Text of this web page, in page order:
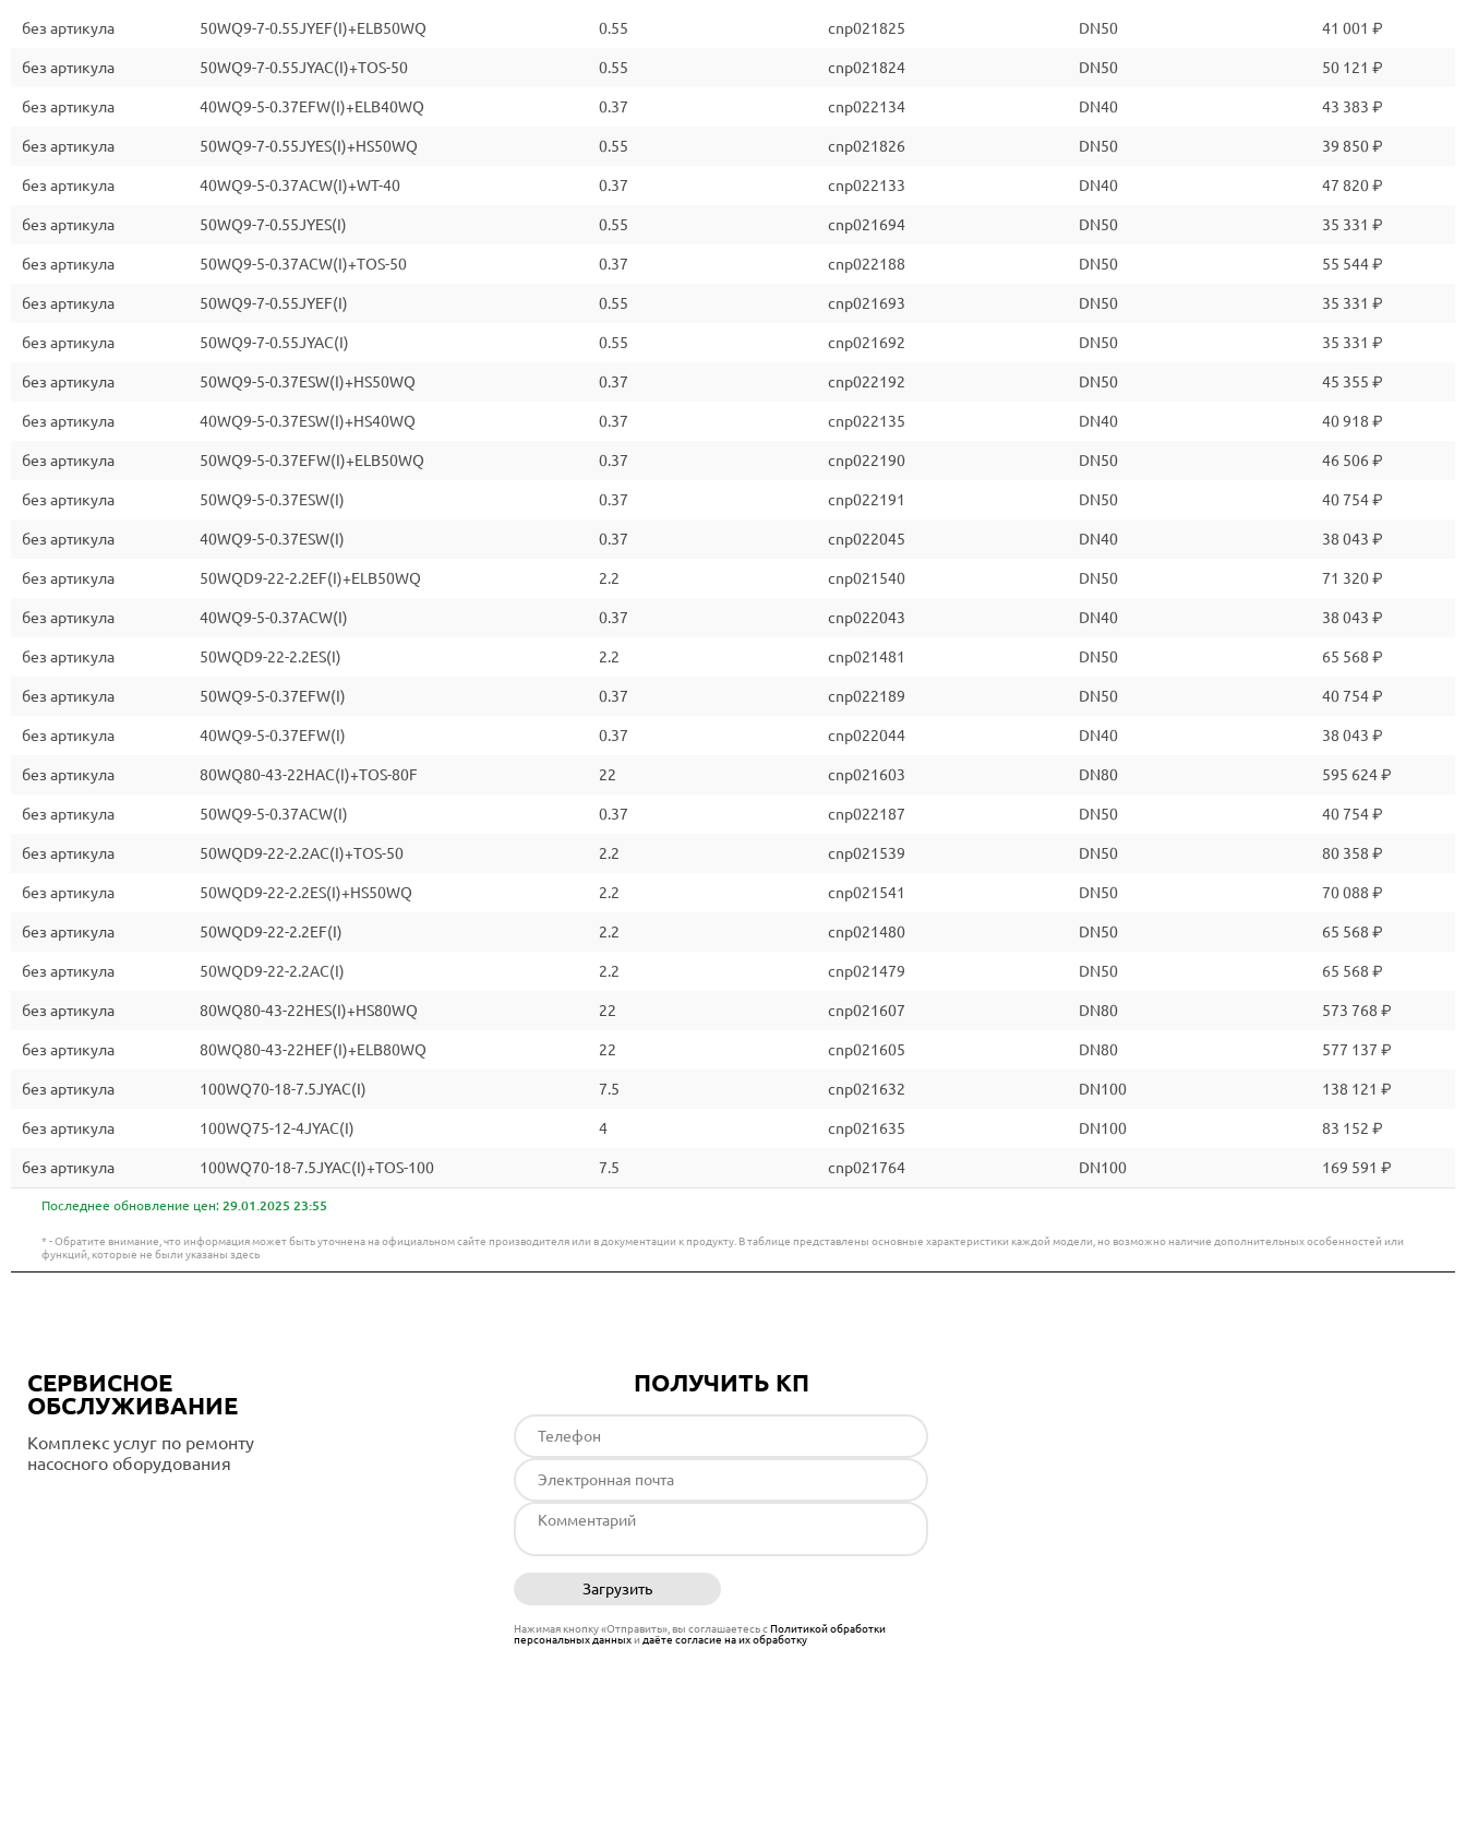
без артикула 50WQ9-7-0.55JYEF(I)+ELB50WQ 0.55 cnp021825 DN50 41 001 ₽
без артикула 50WQ9-7-0.55JYAC(I)+TOS-50 0.55 cnp021824 DN50 50 121 ₽
без артикула 40WQ9-5-0.37EFW(I)+ELB40WQ 0.37 cnp022134 DN40 43 383 ₽
без артикула 50WQ9-7-0.55JYES(I)+HS50WQ 0.55 cnp021826 DN50 39 850 ₽
без артикула 40WQ9-5-0.37ACW(I)+WT-40 0.37 cnp022133 DN40 47 820 ₽
без артикула 50WQ9-7-0.55JYES(I) 0.55 cnp021694 DN50 35 331 ₽
без артикула 50WQ9-5-0.37ACW(I)+TOS-50 0.37 cnp022188 DN50 55 544 ₽
без артикула 50WQ9-7-0.55JYEF(I) 0.55 cnp021693 DN50 35 331 ₽
без артикула 50WQ9-7-0.55JYAC(I) 0.55 cnp021692 DN50 35 331 ₽
без артикула 50WQ9-5-0.37ESW(I)+HS50WQ 0.37 cnp022192 DN50 45 355 ₽
без артикула 40WQ9-5-0.37ESW(I)+HS40WQ 0.37 cnp022135 DN40 40 918 ₽
без артикула 50WQ9-5-0.37EFW(I)+ELB50WQ 0.37 cnp022190 DN50 46 506 ₽
без артикула 50WQ9-5-0.37ESW(I) 0.37 cnp022191 DN50 40 754 ₽
без артикула 40WQ9-5-0.37ESW(I) 0.37 cnp022045 DN40 38 043 ₽
без артикула 50WQD9-22-2.2EF(I)+ELB50WQ 2.2 cnp021540 DN50 71 320 ₽
без артикула 40WQ9-5-0.37ACW(I) 0.37 cnp022043 DN40 38 043 ₽
без артикула 50WQD9-22-2.2ES(I) 2.2 cnp021481 DN50 65 568 ₽
без артикула 50WQ9-5-0.37EFW(I) 0.37 cnp022189 DN50 40 754 ₽
без артикула 40WQ9-5-0.37EFW(I) 0.37 cnp022044 DN40 38 043 ₽
без артикула 80WQ80-43-22HAC(I)+TOS-80F 22 cnp021603 DN80 595 624 ₽
без артикула 50WQ9-5-0.37ACW(I) 0.37 cnp022187 DN50 40 754 ₽
без артикула 50WQD9-22-2.2AC(I)+TOS-50 2.2 cnp021539 DN50 80 358 ₽
без артикула 50WQD9-22-2.2ES(I)+HS50WQ 2.2 cnp021541 DN50 70 088 ₽
без артикула 50WQD9-22-2.2EF(I) 2.2 cnp021480 DN50 65 568 ₽
без артикула 50WQD9-22-2.2AC(I) 2.2 cnp021479 DN50 65 568 ₽
без артикула 80WQ80-43-22HES(I)+HS80WQ 22 cnp021607 DN80 573 768 ₽
без артикула 80WQ80-43-22HEF(I)+ELB80WQ 22 cnp021605 DN80 577 137 ₽
без артикула 100WQ70-18-7.5JYAC(I) 7.5 cnp021632 DN100 138 121 ₽
без артикула 100WQ75-12-4JYAC(I) 4 cnp021635 DN100 83 152 ₽
без артикула 100WQ70-18-7.5JYAC(I)+TOS-100 7.5 cnp021764 DN100 169 591 ₽
Последнее обновление цен: 29.01.2025 23:55
* - Обратите внимание, что информация может быть уточнена на официальном сайте производителя или в документации к продукту. В таблице представлены основные характеристики каждой модели, но возможно наличие дополнительных особенностей или
функций, которые не были указаны здесь
СЕРВИСНОЕ
ОБСЛУЖИВАНИЕ
Комплекс услуг по ремонту
насосного оборудования
ПОЛУЧИТЬ КП
Загрузить
Нажимая кнопку «Отправить», вы соглашаетесь сПолитикой обработки
персональных данныхи даёте согласие на их обработку